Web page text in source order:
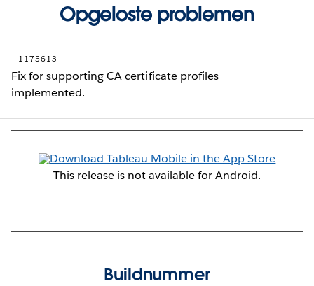
Opgeloste problemen
1175613
Fix for supporting CA certificate profiles
implemented.
This release is not available for Android.
Buildnummer